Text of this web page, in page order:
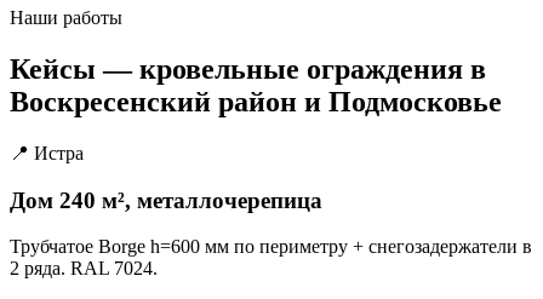
Наши работы
Кейсы — кровельные ограждения в
Воскресенский район и Подмосковье
📍 Истра
Дом 240 м², металлочерепица
Трубчатое Borge h=600 мм по периметру + снегозадержатели в
2 ряда. RAL 7024.